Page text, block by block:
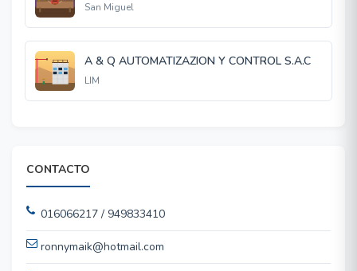
San Miguel
A & Q AUTOMATIZAZION Y CONTROL S.A.C
LIM
CONTACTO
016066217 / 949833410
ronnymaik@hotmail.com